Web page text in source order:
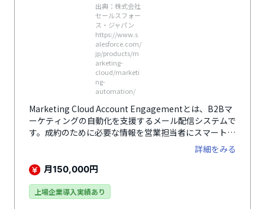
出典：株式会社
セールスフォー
ス・ジャパン
https://www.s
alesforce.com/
jp/products/m
arketing-
cloud/marketi
ng-
automation/
Marketing Cloud Account Engagementとは、B2Bマ
ーケティングの自動化を支援するメール配信システムで
す。成約のために必要な情報を営業担当者にスマートに
伝達。マーケティングや営業の単純作業を自動化するこ
詳細をみる
月150,000円
上場企業導入実績あり